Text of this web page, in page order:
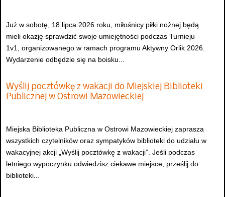
Już w sobotę, 18 lipca 2026 roku, miłośnicy piłki nożnej będą
mieli okazję sprawdzić swoje umiejętności podczas Turnieju
1v1, organizowanego w ramach programu Aktywny Orlik 2026.
Wydarzenie odbędzie się na boisku...
Wyślij pocztówkę z wakacji do Miejskiej Biblioteki
Publicznej w Ostrowi Mazowieckiej
Miejska Biblioteka Publiczna w Ostrowi Mazowieckiej zaprasza
wszystkich czytelników oraz sympatyków biblioteki do udziału w
wakacyjnej akcji „Wyślij pocztówkę z wakacji”. Jeśli podczas
letniego wypoczynku odwiedzisz ciekawe miejsce, prześlij do
biblioteki...